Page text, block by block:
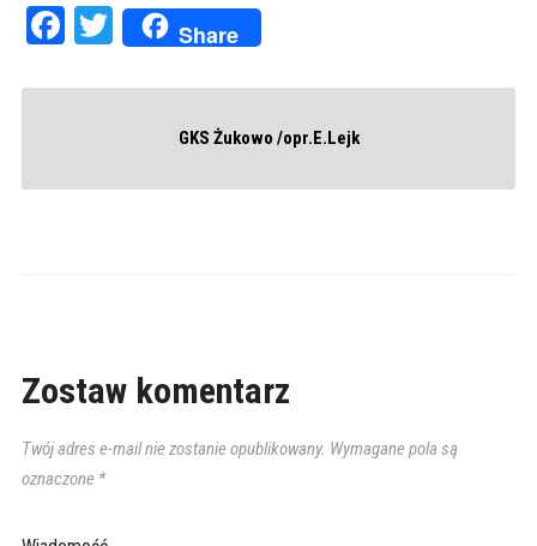
Facebook
Twitter
Share
GKS Żukowo /opr.E.Lejk
Zostaw komentarz
Twój adres e-mail nie zostanie opublikowany. Wymagane pola są
oznaczone *